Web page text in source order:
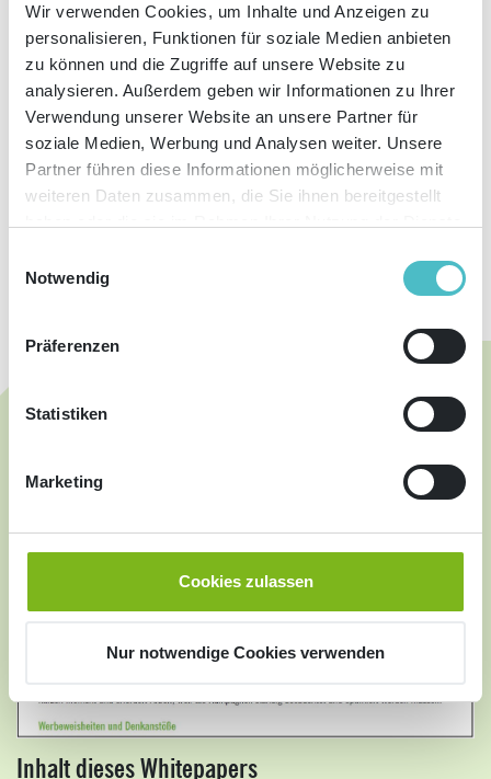
Wir verwenden Cookies, um Inhalte und Anzeigen zu
personalisieren, Funktionen für soziale Medien anbieten
zu können und die Zugriffe auf unsere Website zu
analysieren. Außerdem geben wir Informationen zu Ihrer
Verwendung unserer Website an unsere Partner für
soziale Medien, Werbung und Analysen weiter. Unsere
Partner führen diese Informationen möglicherweise mit
weiteren Daten zusammen, die Sie ihnen bereitgestellt
Cookies, wenn Sie unsere Webseite weiterhin nutzen.
Notwendig
Präferenzen
Statistiken
Marketing
Cookies zulassen
Nur notwendige Cookies verwenden
die:
Ihre Zielgruppen nicht nur auf einem Weg erreichen möchten
Den bestmöglichen Marketing-Mix erreichen wollen
Gerade Ihre nächsten Werbe- und Vertriebsziele planen
In den E-Commerce einsteigen möchten
Inhalt dieses Whitepapers